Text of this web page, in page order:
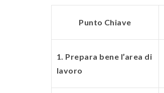
Punto Chiave
1. Prepara bene l’area di
lavoro